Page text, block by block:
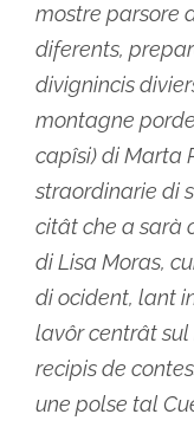
mostre parsore
diferents,
divignincis
montagne
capîsi) di Marta
straordinarie di
citât che a sarà
di Lisa Moras,
di ocident, lant
lavôr centrât
recipis de
une polse tal